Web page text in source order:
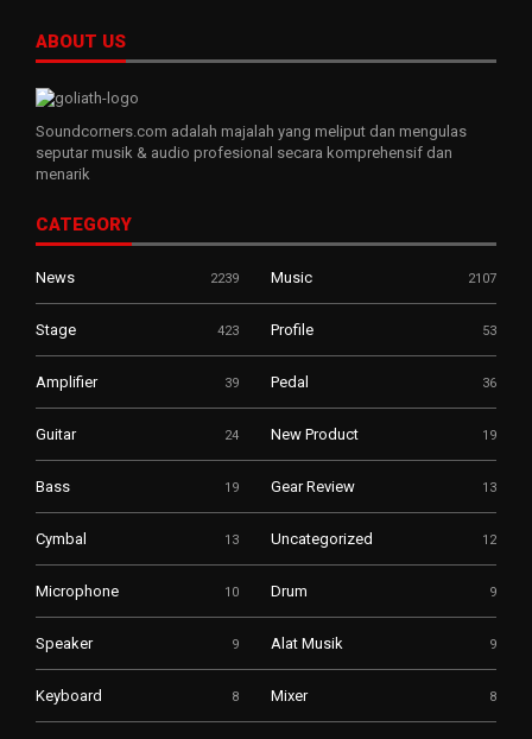
ABOUT US
Soundcorners.com adalah majalah yang meliput dan mengulas
seputar musik & audio profesional secara komprehensif dan
menarik
CATEGORY
News 2239 Music 2107
Stage 423 Profile 53
Amplifier 39 Pedal 36
Guitar 24 New Product 19
Bass 19 Gear Review 13
Cymbal 13 Uncategorized 12
Microphone 10 Drum 9
Speaker 9 Alat Musik 9
Keyboard 8 Mixer 8